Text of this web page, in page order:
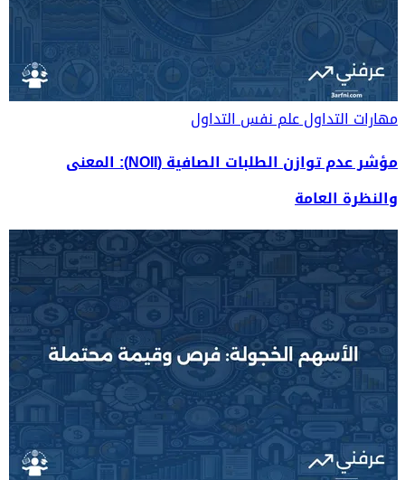
مهارات التداولعلم نفس التداول
مؤشر عدم توازن الطلبات الصافية (NOII): المعنى
والنظرة العامة